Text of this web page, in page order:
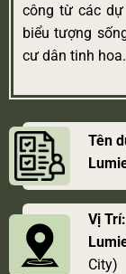
công từ các dự
biểu tượng
cư dân tinh hoa.
Tên
Vị Trí:
City)